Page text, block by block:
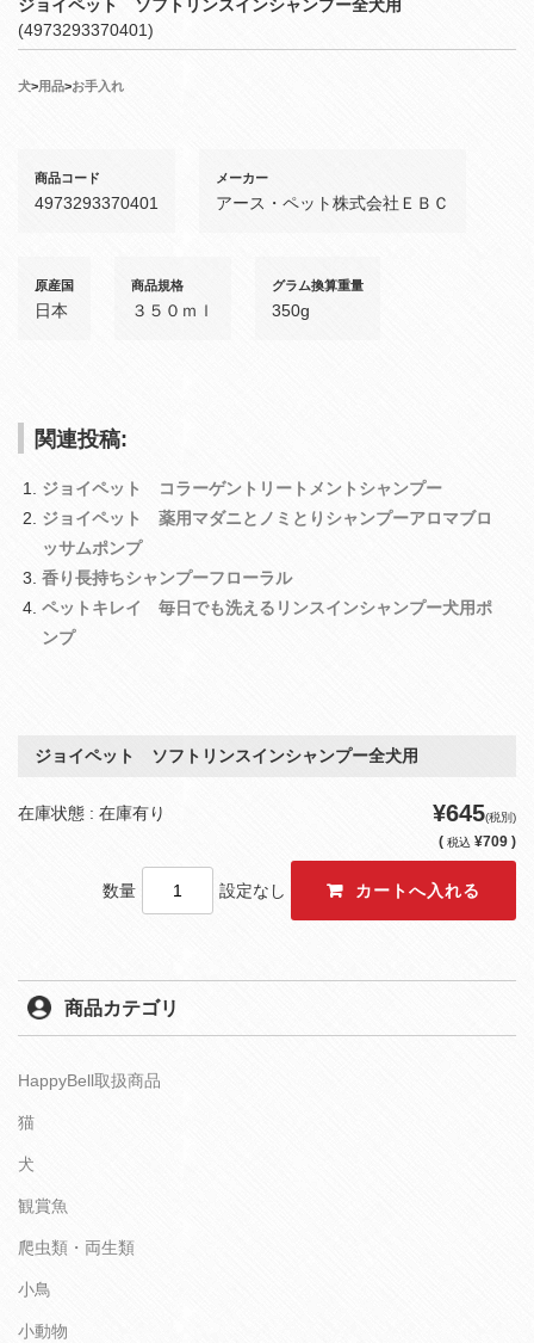
ジョイペット ソフトリンスインシャンプー全犬用
(4973293370401)
犬>用品>お手入れ
商品コード
4973293370401
メーカー
アース・ペット株式会社ＥＢＣ
原産国
日本
商品規格
３５０ｍｌ
グラム換算重量
350g
関連投稿:
ジョイペット コラーゲントリートメントシャンプー
ジョイペット 薬用マダニとノミとりシャンプーアロマブロ
ッサムポンプ
香り長持ちシャンプーフローラル
ペットキレイ 毎日でも洗えるリンスインシャンプー犬用ポ
ンプ
ジョイペット ソフトリンスインシャンプー全犬用
在庫状態 : 在庫有り ¥645(税別)
( 税込 ¥709 )
数量 設定なし
商品カテゴリ
HappyBell取扱商品
猫
犬
観賞魚
爬虫類・両生類
小鳥
小動物